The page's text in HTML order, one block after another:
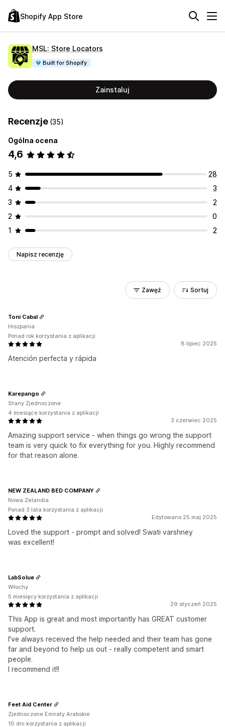
Shopify App Store
MSL: Store Locators
Built for Shopify
Zainstaluj
Recenzje (35)
Ogólna ocena
4,6
5
28
4
3
3
2
2
0
1
2
Napisz recenzję
Zawęź Sortuj
8 lipiec 2025
Atención perfecta y rápida
Toni Cabal
Hiszpania
Ponad rok korzystania z aplikacji
3 czerwiec 2025
Amazing support service - when things go wrong the support
team is very quick to fix everything for you. Highly recommend
for that reason alone.
Karepango
Stany Zjednoczone
4 miesiące korzystania z aplikacji
Edytowano 25 maj 2025
Loved the support - prompt and solved! Swati varshney
was excellent!
NEW ZEALAND BED COMPANY
Nowa Zelandia
Ponad 3 lata korzystania z aplikacji
29 styczeń 2025
This App is great and most importantly has GREAT customer
support.
I've always received the help needed and their team has gone
far and beyond to help us out - really competent and smart
people.
I recommend it!!
LabSolue
Włochy
5 miesięcy korzystania z aplikacji
Feet Aid Center
Zjednoczone Emiraty Arabskie
10 dni korzystania z aplikacji